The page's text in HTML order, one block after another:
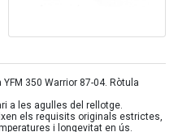
350 Warrior 87-04. Ròtula
a les agulles del rellotge.
els requisits originals estrictes,
i longevitat en ús.